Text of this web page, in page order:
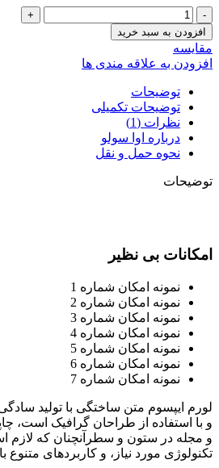
کلاه
ایمنی
عدد
افزودن به سبد خرید
مقایسه
افزودن به علاقه مندی ها
توضیحات
توضیحات تکمیلی
نظرات (1)
درباره اوا سولو
نحوه حمل و نقل
توضیحات
امکانات بی نظیر
نمونه امکان شماره 1
نمونه امکان شماره 2
نمونه امکان شماره 3
نمونه امکان شماره 4
نمونه امکان شماره 5
نمونه امکان شماره 6
نمونه امکان شماره 7
لورم ایپسوم متن ساختگی با تولید
و با استفاده از طراحان گرافیک است،
و مجله در ستون و سطرآنچنان که لازم
تکنولوژی مورد نیاز، و کاربردهای